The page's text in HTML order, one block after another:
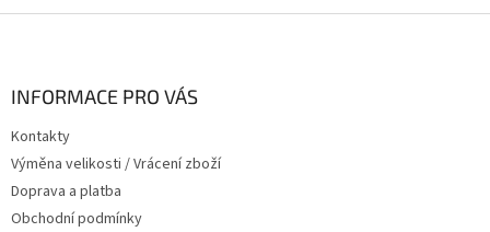
INFORMACE PRO VÁS
Kontakty
Výměna velikosti / Vrácení zboží
Doprava a platba
Obchodní podmínky